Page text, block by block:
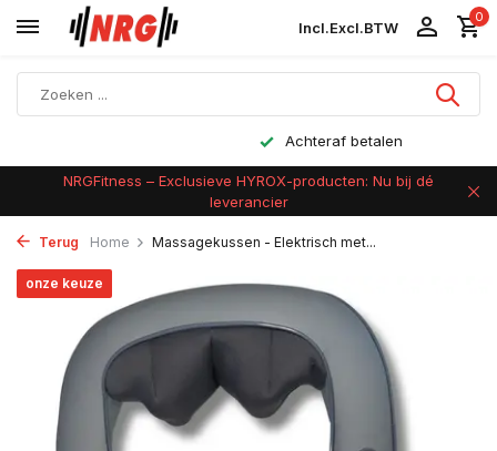
Incl.Excl.BTW
0
Achteraf betalen
NRGFitness – Exclusieve HYROX-producten: Nu bij dé
leverancier
Terug Home Massagekussen - Elektrisch met...
onze keuze